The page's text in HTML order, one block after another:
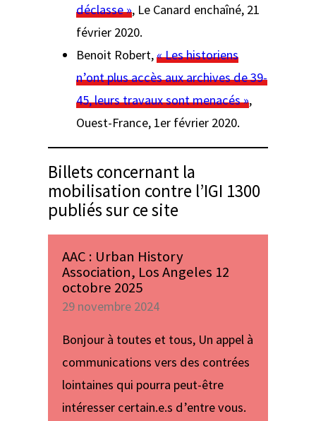
déclasse », Le Canard enchaîné, 21
février 2020.
Benoit Robert,« Les historiens
n’ont plus accès aux archives de 39-
45, leurs travaux sont menacés »,
Ouest-France, 1er février 2020.
Billets concernant la
mobilisation contre l’IGI 1300
publiés sur ce site
AAC : Urban History
Association, Los Angeles 12
octobre 2025
29 novembre 2024
Bonjour à toutes et tous, Un appel à
communications vers des contrées
lointaines qui pourra peut-être
intéresser certain.e.s d’entre vous.